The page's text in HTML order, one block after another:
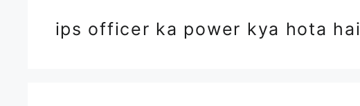
ips officer ka power kya hota hai